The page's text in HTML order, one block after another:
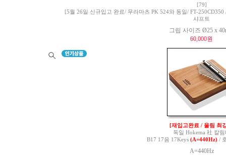
[79]
[5월 26일 신규입고 완료/ 무라마츠 PK 524와 동일/ FT-
샤프트
그립 사이즈 Ø25 x
60,000원
[재입고완료 / 울림 최
독일 Hokema 社 칼림
B17 17음 17Keys (A=440Hz)/
A=440Hz